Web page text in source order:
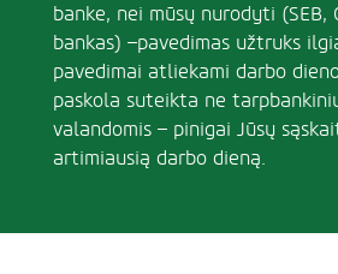
banke, nei mūsų nurodyti
bankas) –pavedimas užtruks
pavedimai atliekami darbo
paskola suteikta ne
valandomis – pinigai Jūsų
artimiausią darbo dieną.